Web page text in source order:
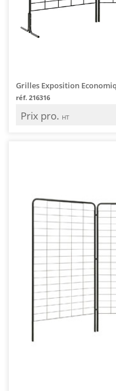
Grilles Exposition
réf. 216316
Prix pro. HT